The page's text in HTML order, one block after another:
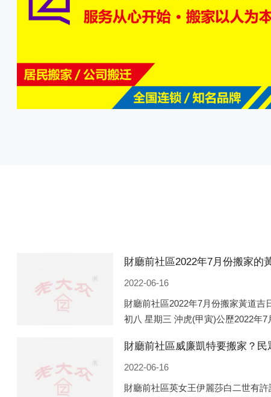
2022-06-16
財廳前社區2022年7月份搬家黃道吉
初八 星期三 沖虎(甲寅)公歷2022年
財廳前社區威廉凱特要搬家？民
2022-06-16
財廳前社區英女王伊麗莎白二世有許